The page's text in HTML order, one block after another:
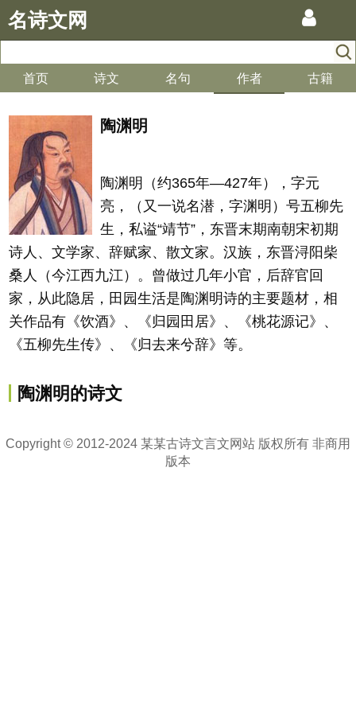
名诗文网
首页 诗文 名句 作者 古籍
陶渊明
陶渊明（约365年—427年），字元
亮，（又一说名潜，字渊明）号五柳先
生，私谥“靖节”，东晋末期南朝宋初期
诗人、文学家、辞赋家、散文家。汉族，东晋浔阳柴
桑人（今江西九江）。曾做过几年小官，后辞官回
家，从此隐居，田园生活是陶渊明诗的主要题材，相
关作品有《饮酒》、《归园田居》、《桃花源记》、
《五柳先生传》、《归去来兮辞》等。
陶渊明的诗文
Copyright © 2012-2024 某某古诗文言文网站 版权所有 非商用
版本